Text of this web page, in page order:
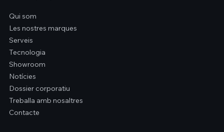
Qui som
Les nostres marques
Serveis
Tecnologia
Showroom
Notícies
Dossier corporatiu
Treballa amb nosaltres
Contacte